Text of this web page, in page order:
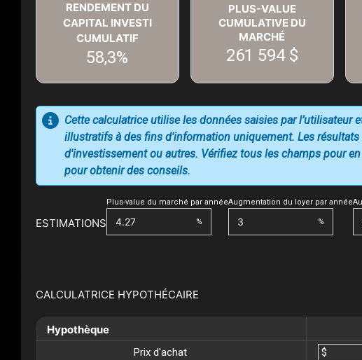
RENDEMENT DU
CAPITAL INVESTI
CUMULATIF
58,3%
PLUS-VALUE
CUMULATIVE DU
MARCHÉ
261 594 $
ESTIMATIONS
Plus-value du marché par année
%
Augmentation du loyer par année
%
Cette calculatrice utilise les données saisies par
illustratifs à des fins d'information uniquement. Les
d'investissement ou autres. Vérifiez tous les champs pour
pour obtenir des conseils.
CALCULATRICE HYPOTHÉCAIRE
Hypothèque
Prix d'achat $